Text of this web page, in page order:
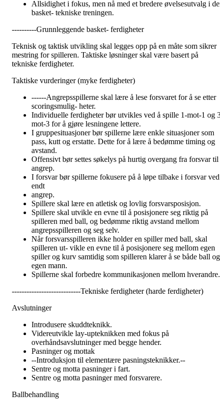
Allsidighet i fokus, men nå med et bredere øvelsesutvalg i
basket- tekniske treningen.
----------Grunnleggende basket- ferdigheter
Teknisk og taktisk utvikling skal legges opp på en måte som sikrer
mestring for spilleren. Taktiske løsninger skal være basert på
tekniske ferdigheter.
Taktiske vurderinger (myke ferdigheter)
------Angrepsspillerne skal lære å lese forsvaret for å se etter
scoringsmulig- heter.
Individuelle ferdigheter bør utvikles ved å spille 1-mot-1 og
mot-3 for å gjøre lesningene lettere.
I gruppesituasjoner bør spillerne lære enkle situasjoner som
pass, kutt og erstatte. Dette for å lære å bedømme timing og
avstand.
Offensivt bør settes søkelys på hurtig overgang fra forsvar til
angrep.
I forsvar bør spillerne fokusere på å løpe tilbake i forsvar ved
endt
angrep.
Spillere skal lære en atletisk og lovlig forsvarsposisjon.
Spillere skal utvikle en evne til å posisjonere seg riktig på
spilleren med ball, og bedømme riktig avstand mellom
angrepsspilleren og seg selv.
Når forsvarsspilleren ikke holder en spiller med ball, skal
spilleren ut- vikle en evne til å posisjonere seg mellom egen
spiller og kurv samtidig som spilleren klarer å se både ball og
egen mann.
Spillerne skal forbedre kommunikasjonen mellom hverandre.
----------------------------Tekniske ferdigheter (harde ferdigheter)
Avslutninger
Introdusere skuddteknikk.
Videreutvikle lay-upteknikken med fokus på
overhåndsavslutninger med begge hender.
Pasninger og mottak
--Introduksjon til elementære pasningsteknikker.--
Sentre og motta pasninger i fart.
Sentre og motta pasninger med forsvarere.
Ballbehandling